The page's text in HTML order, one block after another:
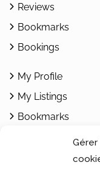
Reviews
Bookmarks
Bookings
My Profile
My Listings
Bookmarks